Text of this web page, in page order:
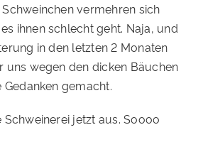
vermehren sich
ihnen schlecht geht. Naja, und
in den letzten 2 Monaten
uns wegen den dicken Bäuchen
gemacht.
Schweinerei jetzt aus. Soooo